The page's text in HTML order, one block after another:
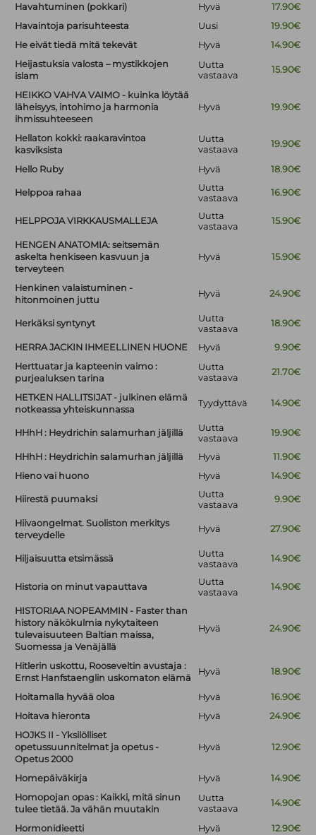
Havahtuminen (pokkari) Hyvä
17.90€
Havaintoja parisuhteesta
Uusi
19.90€
He eivät tiedä mitä tekevät
Hyvä
14.90€
Heijastuksia valosta – mystikkojen
islam
Uutta
vastaava
15.90€
HEIKKO VAHVA VAIMO - kuinka löytää
läheisyys, intohimo ja harmonia
ihmissuhteeseen
Hyvä 19.90€
Hellaton kokki: raakaravintoa
kasviksista
Uutta
vastaava
19.90€
Hello Ruby Hyvä 18.90€
Helppoa rahaa
Uutta
vastaava
16.90€
HELPPOJA VIRKKAUSMALLEJA
Uutta
vastaava
15.90€
HENGEN ANATOMIA: seitsemän
askelta henkiseen kasvuun ja
terveyteen
Hyvä 15.90€
Henkinen valaistuminen -
hitonmoinen juttu
Hyvä 24.90€
Herkäksi syntynyt
Uutta
vastaava
18.90€
HERRA JACKIN IHMEELLINEN HUONE Hyvä
9.90€
Herttuatar ja kapteenin vaimo :
purjealuksen tarina
Uutta
vastaava
21.70€
HETKEN HALLITSIJAT - julkinen elämä
notkeassa yhteiskunnassa
Tyydyttävä 14.90€
HHhH : Heydrichin salamurhan jäljillä
Uutta
vastaava
19.90€
HHhH : Heydrichin salamurhan jäljillä Hyvä
11.90€
Hieno vai huono
Hyvä 14.90€
Hiirestä puumaksi
Uutta
vastaava
9.90€
Hiivaongelmat. Suoliston merkitys
terveydelle
Hyvä 27.90€
Hiljaisuutta etsimässä
Uutta
vastaava
14.90€
Historia on minut vapauttava
Uutta
vastaava
14.90€
HISTORIAA NOPEAMMIN - Faster than
history näkökulmia nykytaiteen
tulevaisuuteen Baltian maissa,
Suomessa ja Venäjällä
Hyvä 24.90€
Hitlerin uskottu, Rooseveltin avustaja :
Ernst Hanfstaenglin uskomaton elämä
Hyvä 18.90€
Hoitamalla hyvää oloa Hyvä
16.90€
Hoitava hieronta
Hyvä
24.90€
HOJKS II - Yksilölliset
opetussuunnitelmat ja opetus -
Opetus 2000
Hyvä 12.90€
Homepäiväkirja Hyvä
14.90€
Homopojan opas : Kaikki, mitä sinun
tulee tietää. Ja vähän muutakin
Uutta
vastaava
14.90€
Hormonidieetti Hyvä 12.90€